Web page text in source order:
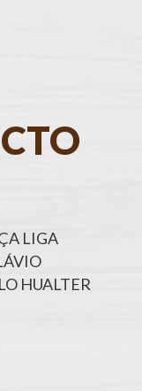
LIGA
HUALTER